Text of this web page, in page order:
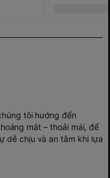
tôi hướng đến
mát – thoải mái, để
dễ chịu và an tâm khi lựa